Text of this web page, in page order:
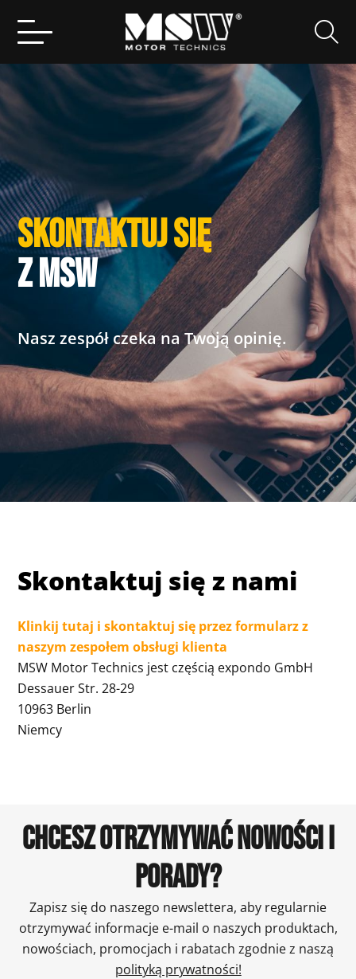
for:
Nasz zespół czeka na Twoją opinię.
SKONTAKTUJ SIĘ
Z MSW
Skontaktuj się z nami
Klinkij tutaj i skontaktuj się przez formularz z
naszym zespołem obsługi klienta
MSW Motor Technics jest częścią expondo GmbH
Dessauer Str. 28-29
10963 Berlin
Niemcy
CHCESZ OTRZYMYWAĆ NOWOŚCI I
PORADY?
Zapisz się do naszego newslettera, aby regularnie
otrzymywać informacje e-mail o naszych produktach,
nowościach, promocjach i rabatach zgodnie z naszą
polityką prywatności!